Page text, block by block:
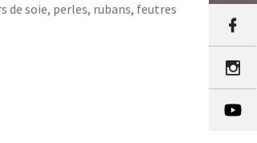
de soie, perles, rubans, feutres